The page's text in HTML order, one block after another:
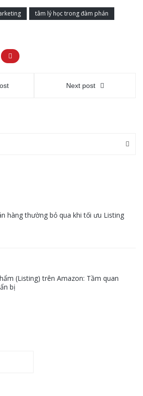
tâm lý học trong đàm phán
Next post
hàng thường bỏ qua khi tối ưu Listing
(Listing) trên Amazon: Tầm quan
bị